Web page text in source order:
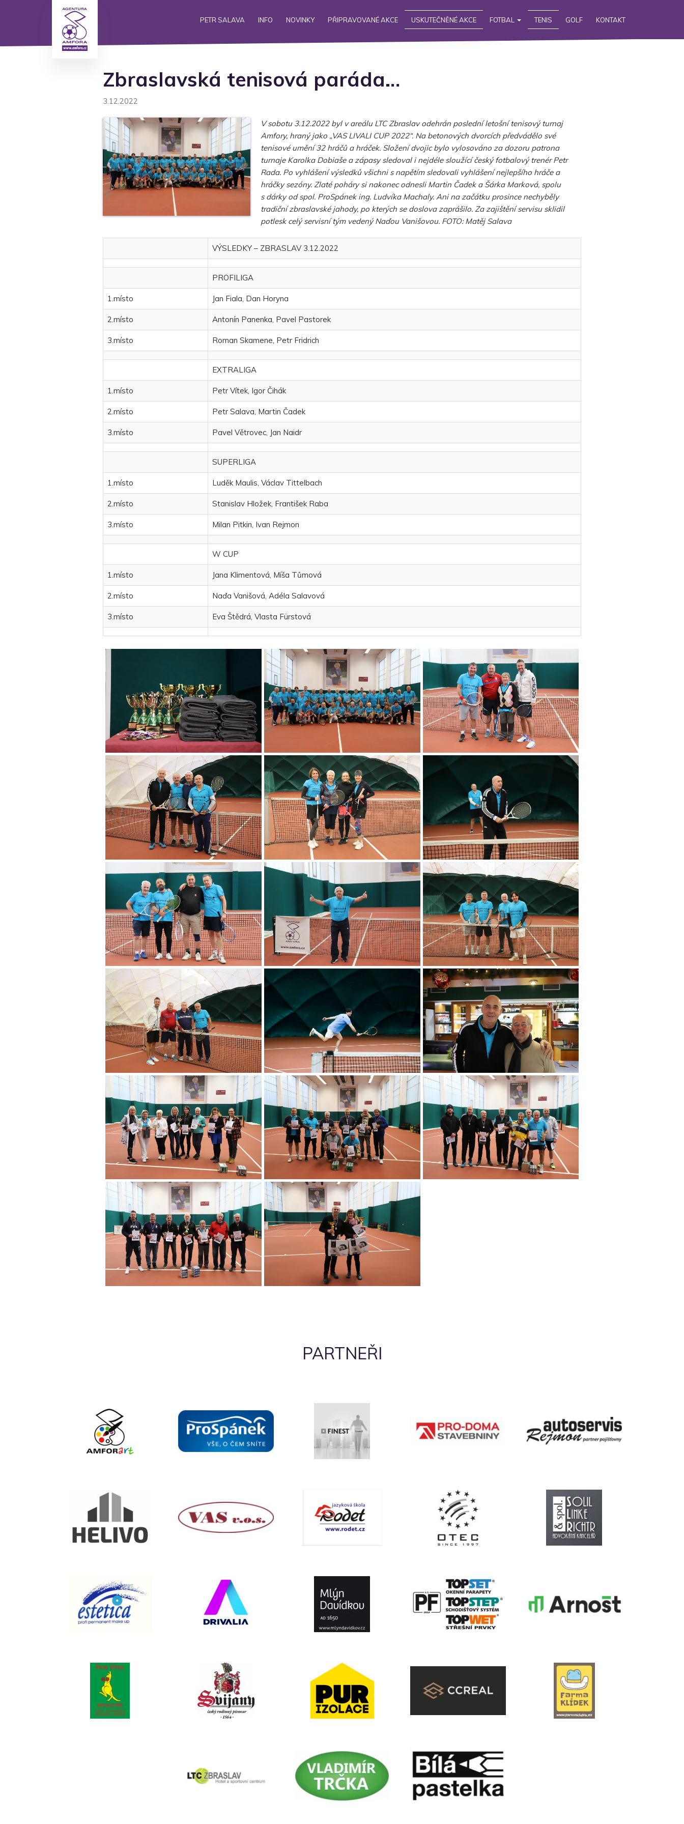
PETR SALAVA INFO NOVINKY PŘIPRAVOVANÉ AKCE USKUTEČNĚNÉ AKCE FOTBAL TENIS GOLF KONTAKT
Zbraslavská tenisová paráda…
3.12.2022
V sobotu 3.12.2022 byl v areálu LTC Zbraslav odehrán poslední letošní tenisový turnaj
Amfory, hraný jako „VAS LIVALI CUP 2022“. Na betonových dvorcích předvádělo své
tenisové umění 32 hráčů a hráček. Složení dvojic bylo vylosováno za dozoru patrona
turnaje Karolka Dobiaše a zápasy sledoval i nejdéle sloužící český fotbalový trenér Petr
Rada. Po vyhlášení výsledků všichni s napětím sledovali vyhlášení nejlepšího hráče a
hráčky sezóny. Zlaté poháry si nakonec odnesli Martin Čadek a Šárka Marková, spolu
s dárky od spol. ProSpánek ing. Ludvíka Machaly. Ani na začátku prosince nechyběly
tradiční zbraslavské jahody, po kterých se doslova zaprášilo. Za zajištění servisu sklidil
potlesk celý servisní tým vedený Naďou Vanišovou. FOTO: Matěj Salava
VÝSLEDKY – ZBRASLAV 3.12.2022
PROFILIGA
1.místo Jan Fiala, Dan Horyna
2.místo Antonín Panenka, Pavel Pastorek
3.místo Roman Skamene, Petr Fridrich
EXTRALIGA
1.místo Petr Vítek, Igor Čihák
2.místo Petr Salava, Martin Čadek
3.místo Pavel Větrovec, Jan Naidr
SUPERLIGA
1.místo Luděk Maulis, Václav Tittelbach
2.místo Stanislav Hložek, František Raba
3.místo Milan Pitkin, Ivan Rejmon
W CUP
1.místo Jana Klimentová, Míša Tůmová
2.místo Naďa Vanišová, Adéla Salavová
3.místo Eva Štědrá, Vlasta Fürstová
PARTNEŘI